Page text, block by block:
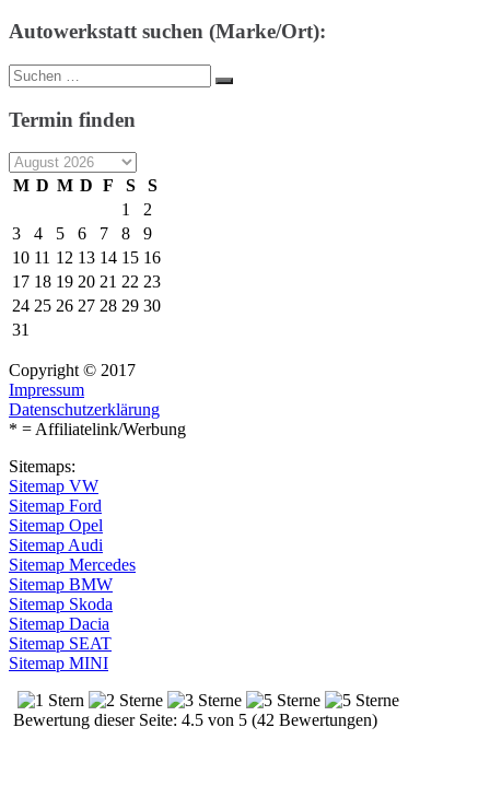
Autowerkstatt suchen (Marke/Ort):
Suche
nach:
Suchen
Termin finden
M D M D F S
S
1
2
3
4 5 6 7 8
9
10 11 12 13 14 15 16
17 18 19 20 21 22 23
24 25 26 27 28 29 30
31
Copyright © 2017
Impressum
Datenschutzerklärung
* = Affiliatelink/Werbung
Sitemaps:
Sitemap VW
Sitemap Ford
Sitemap Opel
Sitemap Audi
Sitemap Mercedes
Sitemap BMW
Sitemap Skoda
Sitemap Dacia
Sitemap SEAT
Sitemap MINI
Bewertung dieser Seite: 4.5 von 5 (42 Bewertungen)